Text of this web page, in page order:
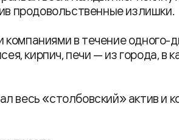
продовольственные излишки.
в течение одного-
кирпич, печи — из города, в
весь «столбовский» актив и